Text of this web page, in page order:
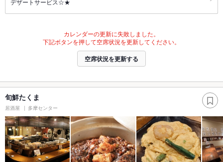
デザートサービス☆★
カレンダーの更新に失敗しました。
下記ボタンを押して空席状況を更新してください。
空席状況を更新する
旬鮮たくま
居酒屋 多摩センター